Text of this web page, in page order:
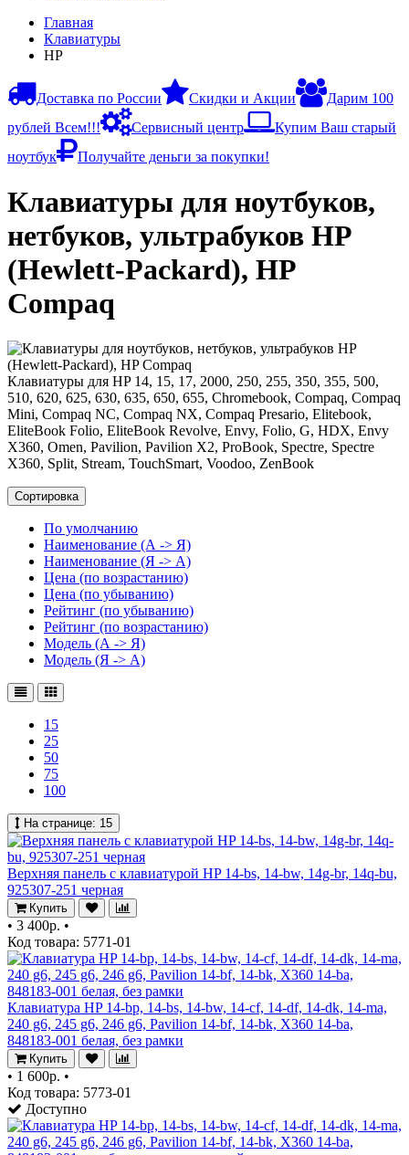
Главная
Клавиатуры
HP
Доставка по России Скидки и Акции
Дарим 100
рублей Всем!!!
Сервисный центр
Купим Ваш старый
ноутбук
Получайте деньги за покупки!
Клавиатуры для ноутбуков,
нетбуков, ультрабуков HP
(Hewlett-Packard), HP
Compaq
Клавиатуры для HP 14, 15, 17, 2000, 250, 255, 350, 355, 500,
510, 620, 625, 630, 635, 650, 655, Chromebook, Compaq, Compaq
Mini, Compaq NC, Compaq NX, Compaq Presario, Elitebook,
EliteBook Folio, EliteBook Revolve, Envy, Folio, G, HDX, Envy
X360, Omen, Pavilion, Pavilion X2, ProBook, Spectre, Spectre
X360, Split, Stream, TouchSmart, Voodoo, ZenBook
Сортировка
По умолчанию
Наименование (А -> Я)
Наименование (Я -> А)
Цена (по возрастанию)
Цена (по убыванию)
Рейтинг (по убыванию)
Рейтинг (по возрастанию)
Модель (А -> Я)
Модель (Я -> А)
15
25
50
75
100
На странице: 15
Верхняя панель с клавиатурой HP 14-bs, 14-bw, 14g-br, 14q-bu,
925307-251 черная
Купить
• 3 400р. •
Код товара: 5771-01
Клавиатура HP 14-bp, 14-bs, 14-bw, 14-cf, 14-df, 14-dk, 14-ma,
240 g6, 245 g6, 246 g6, Pavilion 14-bf, 14-bk, X360 14-ba,
848183-001 белая, без рамки
Купить
• 1 600р. •
Код товара: 5773-01
Доступно